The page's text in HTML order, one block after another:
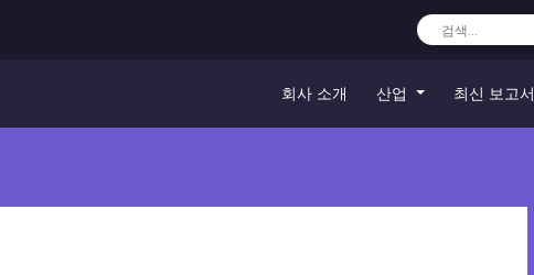
회사 소개 산업 최신 보고서